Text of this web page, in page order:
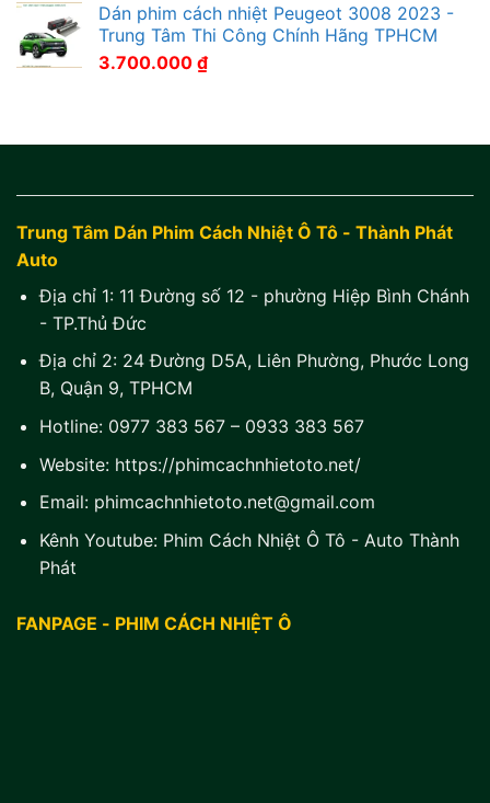
Dán phim cách nhiệt Peugeot 3008 2023 -
Trung Tâm Thi Công Chính Hãng TPHCM
3.700.000 ₫
Trung Tâm Dán Phim Cách Nhiệt Ô Tô - Thành Phát
Auto
Địa chỉ 1: 11 Đường số 12 - phường Hiệp Bình Chánh
- TP.Thủ Đức
Địa chỉ 2: 24 Đường D5A, Liên Phường, Phước Long
B, Quận 9, TPHCM
Hotline: 0977 383 567– 0933 383 567
Website: https://phimcachnhietoto.net/
Email: phimcachnhietoto.net@gmail.com
Kênh Youtube: Phim Cách Nhiệt Ô Tô - Auto Thành
Phát
FANPAGE - PHIM CÁCH NHIỆT Ô